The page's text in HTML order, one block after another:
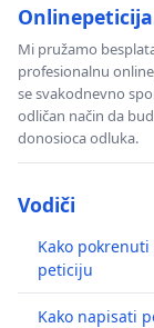
Mi pružamo
profesionalnu
se svakodnevno
odličan način da
donosioca odluka.
Vodiči
Kako
peticiju
Kako napisati